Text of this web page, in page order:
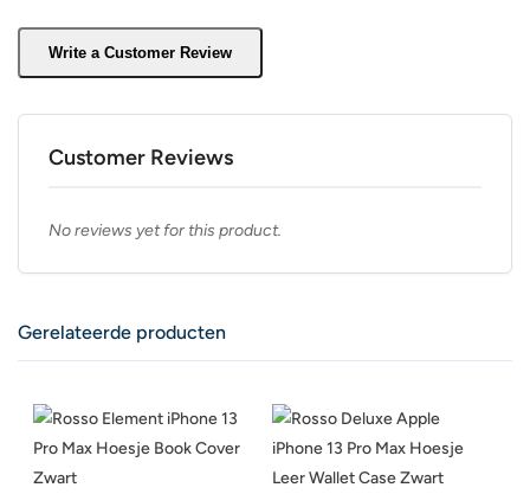
Write a Customer Review
Customer Reviews
No reviews yet for this product.
Gerelateerde producten